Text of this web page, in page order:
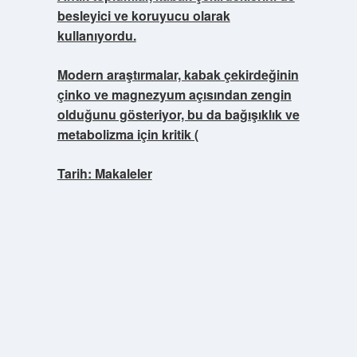
besleyici ve koruyucu olarak
kullanıyordu.
Modern araştırmalar, kabak çekirdeğinin
çinko ve magnezyum açısından zengin
olduğunu gösteriyor, bu da bağışıklık ve
metabolizma için kritik (
Tarih: Makaleler